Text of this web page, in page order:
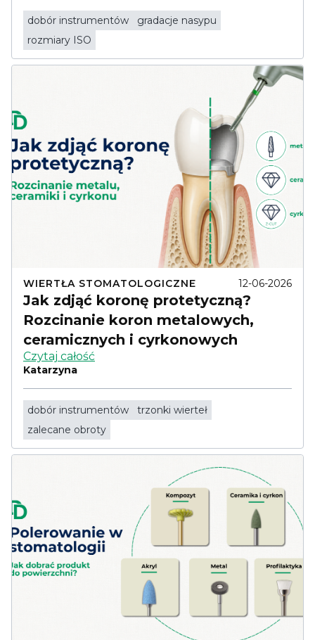
dobór instrumentów
gradacje nasypu
rozmiary ISO
WIERTŁA STOMATOLOGICZNE 12-06-2026
Jak zdjąć koronę protetyczną?
Rozcinanie koron metalowych,
ceramicznych i cyrkonowych
Czytaj całość
Katarzyna
dobór instrumentów
trzonki wierteł
zalecane obroty